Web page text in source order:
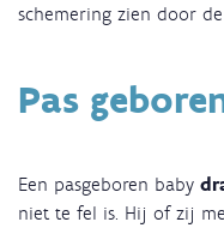
schemering zien door
Pas
Een pasgeboren baby
niet te fel is. Hij of zij